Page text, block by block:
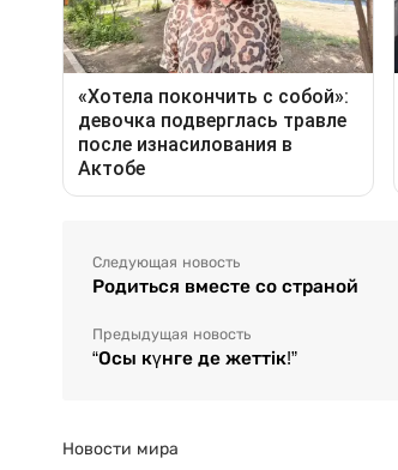
Следующая новость
Родиться вместе со страной
Предыдущая новость
“Осы күнге де жеттік!”
Новости мира